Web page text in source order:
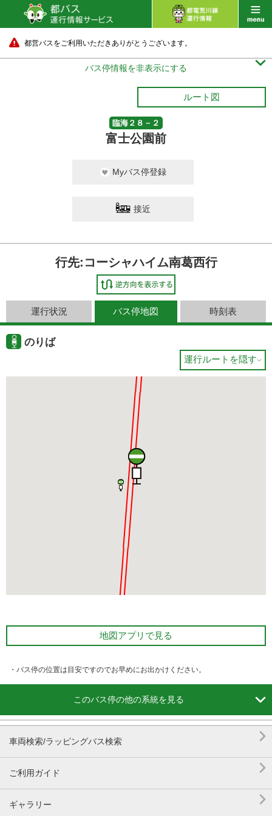
都営バスをご利用いただきありがとうございます。
バス停情報を非表示にする 
ルート図
臨海２８－２
富士公園前
Myバス停登録
接近
行先:コーシャハイム南葛西行
運行状況 バス停地図 時刻表
のりば
運行ルートを隠す
地図アプリで見る
・バス停の位置は目安ですのでお早めにお出かけください。
このバス停の他の系統を見る 
車両検索/ラッピングバス検索 
ご利用ガイド 
ギャラリー 